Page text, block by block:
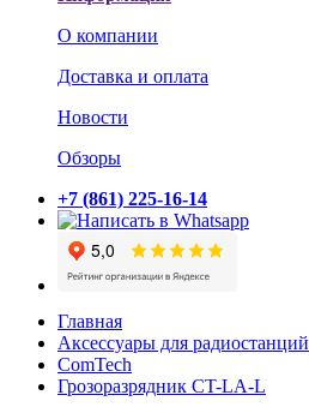
О компании
Доставка и оплата
Новости
Обзоры
+7 (861) 225-16-14
Главная
Аксессуары для радиостанций
ComTech
Грозоразрядник CT-LA-L